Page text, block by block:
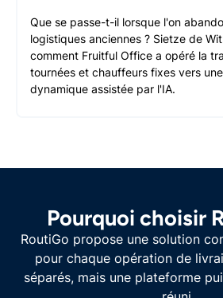
Que se passe-t-il lorsque l'on
logistiques anciennes ? Sietze de
comment Fruitful Office a opéré la
tournées et chauffeurs fixes vers
dynamique assistée par l'IA.
Pourquoi choisir
RoutiGo propose une solution
pour chaque opération de
séparés, mais une plateforme